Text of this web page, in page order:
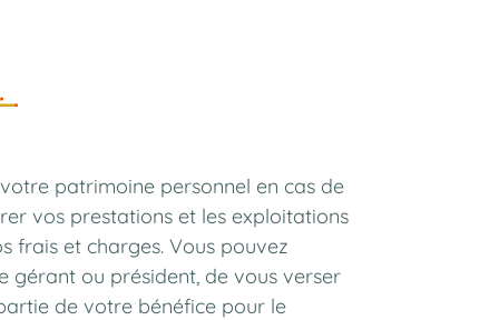
patrimoine personnel en cas de
vos prestations et les exploitations
frais et charges. Vous pouvez
gérant ou président, de vous verser
de votre bénéfice pour le